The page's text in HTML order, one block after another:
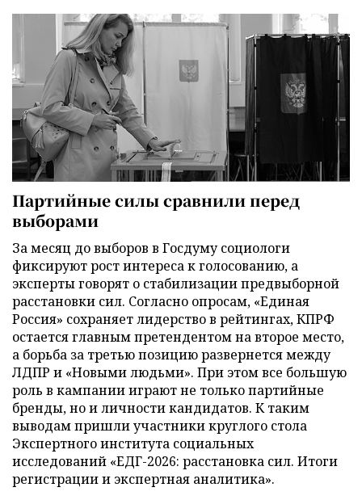
Партийные силы сравнили перед
выборами
За месяц до выборов в Госдуму социологи
фиксируют рост интереса к голосованию, а
эксперты говорят о стабилизации предвыборной
расстановки сил. Согласно опросам, «Единая
Россия» сохраняет лидерство в рейтингах, КПРФ
остается главным претендентом на второе место,
а борьба за третью позицию развернется между
ЛДПР и «Новыми людьми». При этом все большую
роль в кампании играют не только партийные
бренды, но и личности кандидатов. К таким
выводам пришли участники круглого стола
Экспертного института социальных
исследований «ЕДГ-2026: расстановка сил. Итоги
регистрации и экспертная аналитика».